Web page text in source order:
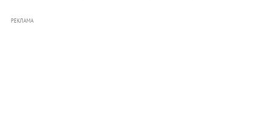
РЕКЛАМА